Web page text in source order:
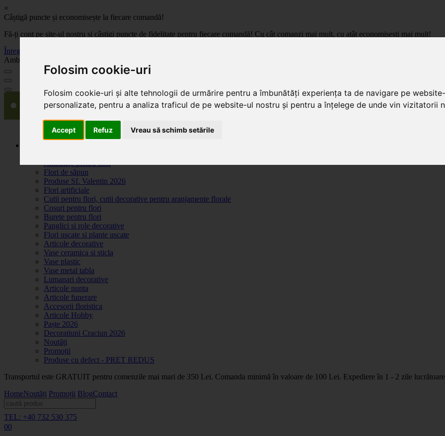
Folosim cookie-uri
Folosim cookie-uri și alte tehnologii de urmărire pentru a îmbunătăți experiența ta de navigare pe
personalizate, pentru a analiza traficul de pe website-ul nostru și pentru a înțelege de unde vin vizitatorii
Accept Refuz Vreau să schimb setările
×
Câștigă puncte și economisește la fiecare comandă!
Fă-ți cont pe site-ul nostru și câștigi puncte de fidelitate pentru fiecare comandă! Cu cât comanzi mai mult, cu atât economisești mai mult!
Înregistrează-te acum
Ambalaje, decoratiuni si accesorii pentru flori. Produse de calitate la pret de importator, cu livrare in toata Romania.
Ambalaje pentru flori
Flori de săpun
Produse Sf. Valentin 2026
Flori artificiale
Cutii pentru flori, cutii decorative pentru aranjamente florale
Cosuri pentru flori
Burete pentru flori
Panglici si role decorative
Flori uscate si plante uscate
Articole decorative
Vase ceramica si sticla
Vase plastic
Vase metal tabla
Lumanari decorative
Articole nunta
Articole funerare
Accesorii floristica
Articole Hobby
Paște 2026
Decoratiuni Craciun 2026
Noutăți
Promoții
Produse cu defect - PRET REDUS
Transportul este GRATUIT pentru comenzile mai mari de 350 Lei. Comanda minimă în valoare de 100 Lei. Expediere în 1 - 2 zile
HomeNoutăți Promoții BlogContact
TEL: +40 732 530 375
00